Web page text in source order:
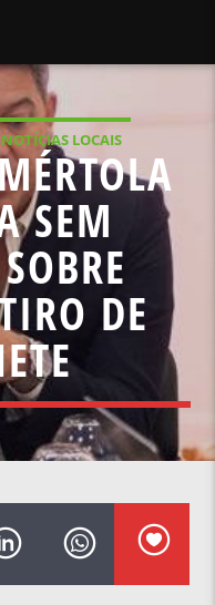
NOTÍCIAS LOCAIS
SEM
DE